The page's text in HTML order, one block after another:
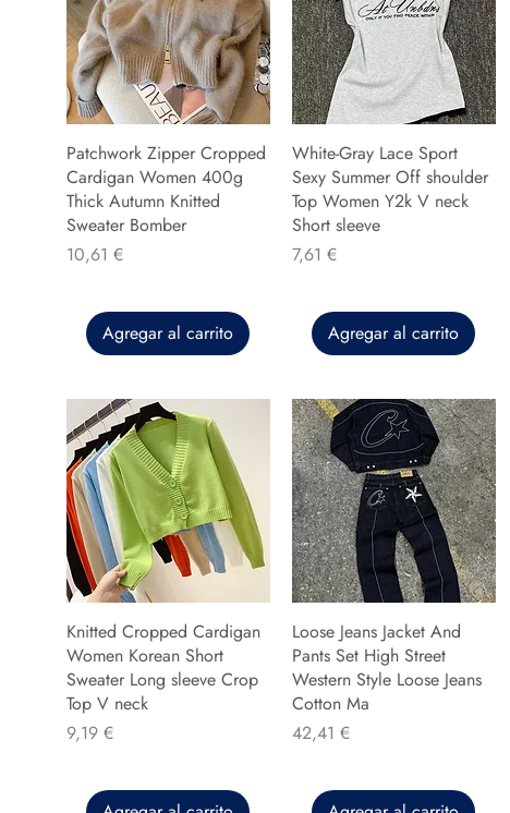
Patchwork Zipper Cropped
Cardigan Women 400g
Thick Autumn Knitted
Sweater Bomber
Precio
10,61 €
Agregar al carrito
White-Gray Lace Sport
Sexy Summer Off shoulder
Top Women Y2k V neck
Short sleeve
Precio
7,61 €
Agregar al carrito
Knitted Cropped Cardigan
Women Korean Short
Sweater Long sleeve Crop
Top V neck
Precio
9,19 €
Loose Jeans Jacket And
Pants Set High Street
Western Style Loose Jeans
Cotton Ma
Precio
42,41 €